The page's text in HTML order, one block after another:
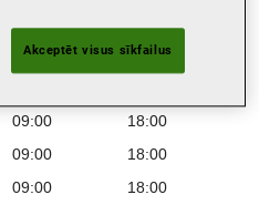
09:00
18:00
09:00
18:00
09:00
18:00
09:00
18:00
Akceptēt visus sīkfailus